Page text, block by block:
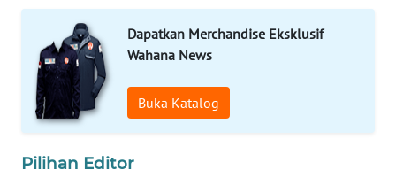
Dapatkan Merchandise Eksklusif
Wahana News
Buka Katalog
Pilihan Editor
KONSUMEN
LISTRIK
MASYARAKAT
KELISTRIKAN
WALINKI